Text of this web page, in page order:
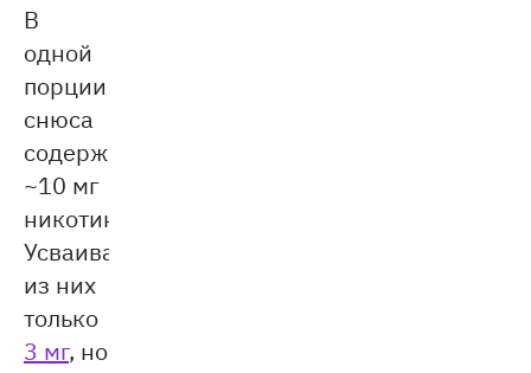
В
одной
порции
снюса
содержится
~10 мг
никотина.
Усваивается
из них
только
3 мг, но